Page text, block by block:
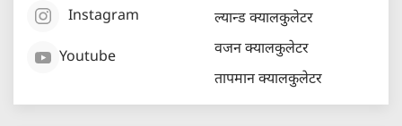
Instagram
Youtube
ल्यान्ड क्यालकुलेटर
वजन क्यालकुलेटर
तापमान क्यालकुलेटर